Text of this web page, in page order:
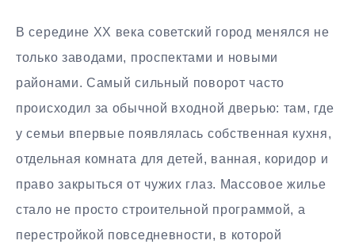
В середине XX века советский город менялся не
только заводами, проспектами и новыми
районами. Самый сильный поворот часто
происходил за обычной входной дверью: там, где
у семьи впервые появлялась собственная кухня,
отдельная комната для детей, ванная, коридор и
право закрыться от чужих глаз. Массовое жилье
стало не просто строительной программой, а
перестройкой повседневности, в которой